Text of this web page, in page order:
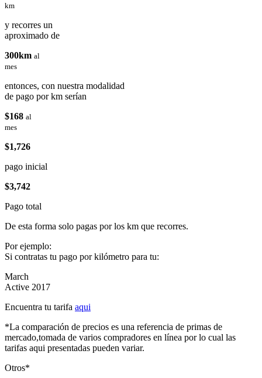
km
y recorres un
aproximado de
300km al
mes
entonces, con nuestra modalidad
de pago por km serían
$168 al
mes
$1,726
pago inicial
$3,742
Pago total
De esta forma solo pagas por los km que recorres.
Por ejemplo:
Si contratas tu pago por kilómetro para tu:
March
Active 2017
Encuentra tu tarifa aqui
*La comparación de precios es una referencia de primas de
mercado,tomada de varios compradores en línea por lo cual las
tarifas aqui presentadas pueden variar.
Otros*